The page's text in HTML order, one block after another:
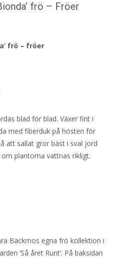
frö – Fröer
frö – fröer
blad för blad. Växer fint i
med fiberduk på hösten för
att sallat gror bäst i sval jord
plantorna vattnas rikligt.
Bäckmos egna frö kollektion i
‘Så året Runt’. På baksidan